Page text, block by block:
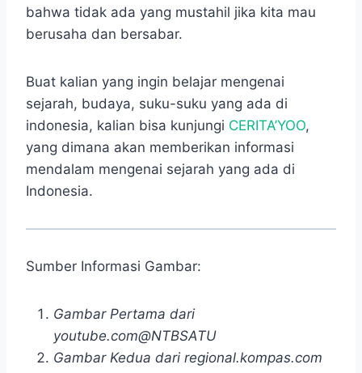
bahwa tidak ada yang mustahil jika kita mau
berusaha dan bersabar.
Buat kalian yang ingin belajar mengenai
sejarah, budaya, suku-suku yang ada di
indonesia, kalian bisa kunjungi CERITA’YOO,
yang dimana akan memberikan informasi
mendalam mengenai sejarah yang ada di
Indonesia.
Sumber Informasi Gambar:
Gambar Pertama dari
youtube.com@NTBSATU
Gambar Kedua dari regional.kompas.com